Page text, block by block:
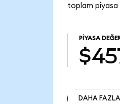
toplam piyasa
PIYASA
DAHA